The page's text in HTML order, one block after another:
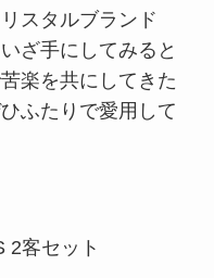
スタルブランド
ざ手にしてみると
楽を共にしてきた
ふたりで愛用して
2客セット